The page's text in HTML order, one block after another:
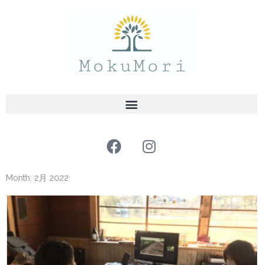
F
a
b
o
o
k
I
n
a
g
r
a
m
Month: 2月 2022